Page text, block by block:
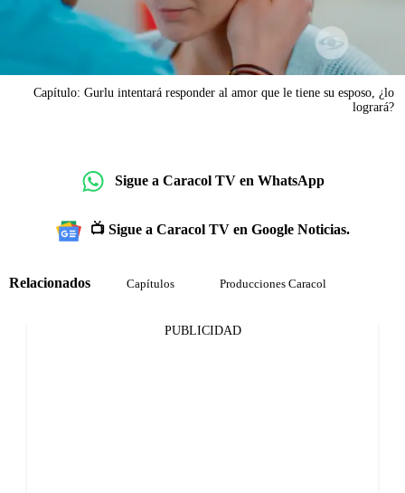
Capítulo: Gurlu intentará responder al amor que le tiene su esposo, ¿lo
logrará?
Sigue a Caracol TV en WhatsApp
📺 Sigue a Caracol TV en Google Noticias.
Relacionados Capítulos Producciones Caracol
PUBLICIDAD